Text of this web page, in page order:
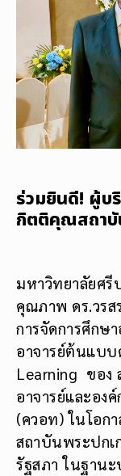
ร่วมยินดี! ผู้บ
กิตติคุณสถาบั
มหาวิทยาลัยศรี
คุณภาพ ดร.วรส
การจัดการศึกษ
อาจารย์ต้นแบบ
Learning ของ
อาจารย์และอง
(ควอท) ในโอ
สถาบันพระปกเ
รัฐสภา ในฐาน